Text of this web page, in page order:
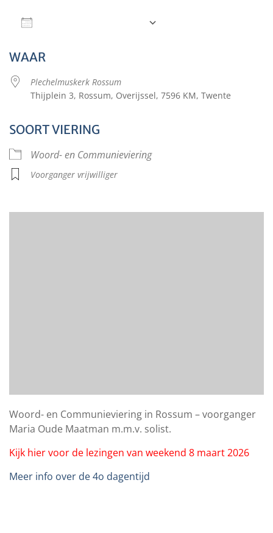
WAAR
Plechelmuskerk Rossum
Thijplein 3, Rossum, Overijssel, 7596 KM, Twente
SOORT VIERING
Woord- en Communieviering
Voorganger vrijwilliger
Woord- en Communieviering in Rossum – voorganger
Maria Oude Maatman m.m.v. solist.
Kijk hier voor de lezingen van weekend 8 maart 2026
Meer info over de 4o dagentijd